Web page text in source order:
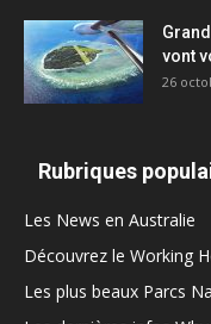
vont
26
Rubriques
Les News en Australie
Découvrez le Working
Les plus beaux Parcs